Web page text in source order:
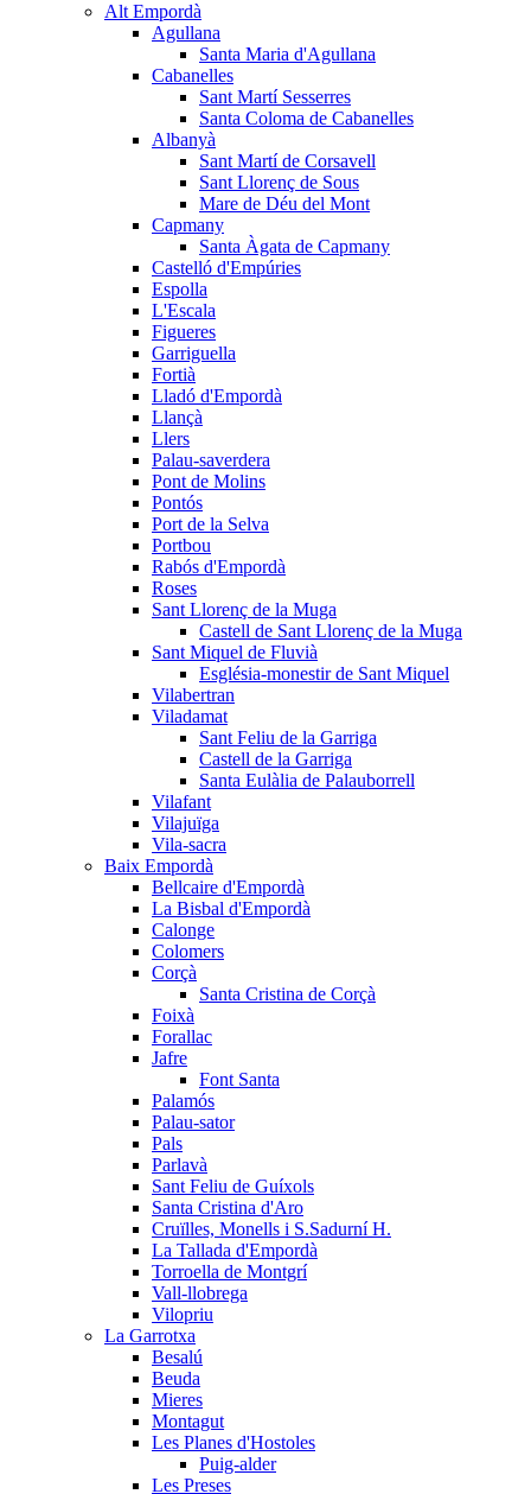
Alt Empordà
Agullana
Santa Maria d'Agullana
Cabanelles
Sant Martí Sesserres
Santa Coloma de Cabanelles
Albanyà
Sant Martí de Corsavell
Sant Llorenç de Sous
Mare de Déu del Mont
Capmany
Santa Àgata de Capmany
Castelló d'Empúries
Espolla
L'Escala
Figueres
Garriguella
Fortià
Lladó d'Empordà
Llançà
Llers
Palau-saverdera
Pont de Molins
Pontós
Port de la Selva
Portbou
Rabós d'Empordà
Roses
Sant Llorenç de la Muga
Castell de Sant Llorenç de la Muga
Sant Miquel de Fluvià
Església-monestir de Sant Miquel
Vilabertran
Viladamat
Sant Feliu de la Garriga
Castell de la Garriga
Santa Eulàlia de Palauborrell
Vilafant
Vilajuïga
Vila-sacra
Baix Empordà
Bellcaire d'Empordà
La Bisbal d'Empordà
Calonge
Colomers
Corçà
Santa Cristina de Corçà
Foixà
Forallac
Jafre
Font Santa
Palamós
Palau-sator
Pals
Parlavà
Sant Feliu de Guíxols
Santa Cristina d'Aro
Cruïlles, Monells i S.Sadurní H.
La Tallada d'Empordà
Torroella de Montgrí
Vall-llobrega
Vilopriu
La Garrotxa
Besalú
Beuda
Mieres
Montagut
Les Planes d'Hostoles
Puig-alder
Les Preses